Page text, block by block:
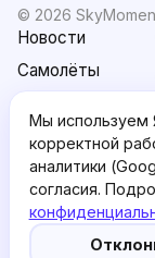
© 2026
Новости
Самолёты
AI: Altair
О проекте
Политика
Мы используем
корректной
аналитики
согласия.